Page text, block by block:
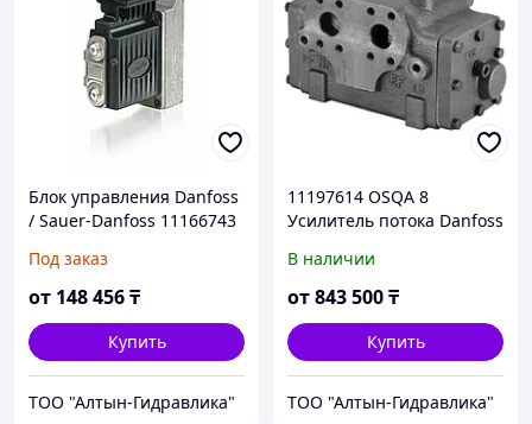
Блок управления Danfoss
/ Sauer-Danfoss 11166743
Под заказ
от 148 456₸
Купить
ТОО "Алтын-Гидравлика"
11197614 OSQA 8
Усилитель потока Danfoss
В наличии
от843 500₸
Купить
ТОО "Алтын-Гидравлика"